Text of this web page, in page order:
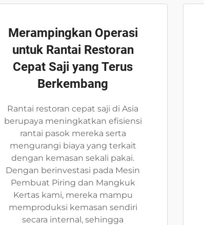
Merampingkan Operasi
untuk Rantai Restoran
Cepat Saji yang Terus
Berkembang
Rantai restoran cepat saji di Asia
berupaya meningkatkan efisiensi
rantai pasok mereka serta
mengurangi biaya yang terkait
dengan kemasan sekali pakai.
Dengan berinvestasi pada Mesin
Pembuat Piring dan Mangkuk
Kertas kami, mereka mampu
memproduksi kemasan sendiri
secara internal, sehingga